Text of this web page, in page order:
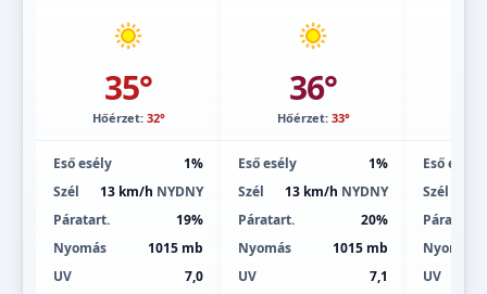
35°
Hőérzet: 32°
Eső esély
1%
Szél
13 km/h NYDNY
Páratart.
19%
Nyomás
1015 mb
UV
7,0
36°
Hőérzet: 33°
Eső esély
1%
Szél
13 km/h NYDNY
Páratart.
20%
Nyomás
1015 mb
UV
7,1
Eső esély
Szél
Páratart.
Nyomás
UV